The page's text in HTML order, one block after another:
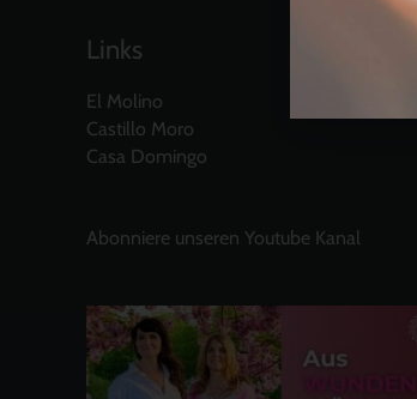
Links
El Molino
Castillo Moro
Casa Domingo
Abonniere unseren Youtube Kanal